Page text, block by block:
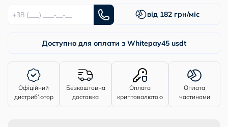
від 182 грн/міс
Доступно для оплати з Whitepay45 usdt
Офіційний
дистриб’ютор
Безкоштовна
доставка
Оплата
криптовалютою
Оплата
частинами